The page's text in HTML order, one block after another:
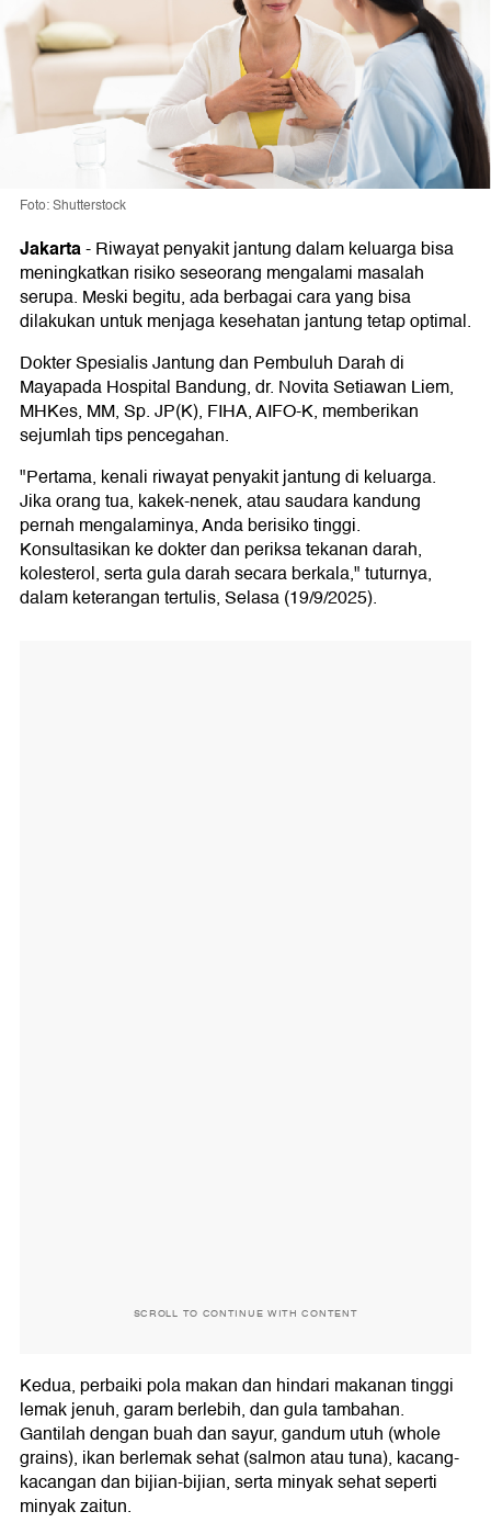
Foto: Shutterstock
Jakarta-Riwayat penyakit jantung dalam keluarga bisa
meningkatkan risiko seseorang mengalami masalah
serupa. Meski begitu, ada berbagai cara yang bisa
dilakukan untuk menjaga kesehatan jantung tetap optimal.
Dokter Spesialis Jantung dan Pembuluh Darah di
Mayapada Hospital Bandung, dr. Novita Setiawan Liem,
MHKes, MM, Sp. JP(K), FIHA, AIFO-K, memberikan
sejumlah tips pencegahan.
"Pertama, kenali riwayat penyakit jantung di keluarga.
Jika orang tua, kakek-nenek, atau saudara kandung
pernah mengalaminya, Anda berisiko tinggi.
Konsultasikan ke dokter dan periksa tekanan darah,
kolesterol, serta gula darah secara berkala," tuturnya,
dalam keterangan tertulis, Selasa (19/9/2025).
SCROLL TO CONTINUE WITH CONTENT
Kedua, perbaiki pola makan dan hindari makanan tinggi
lemak jenuh, garam berlebih, dan gula tambahan.
Gantilah dengan buah dan sayur, gandum utuh (whole
grains), ikan berlemak sehat (salmon atau tuna), kacang-
kacangan dan bijian-bijian, serta minyak sehat seperti
minyak zaitun.